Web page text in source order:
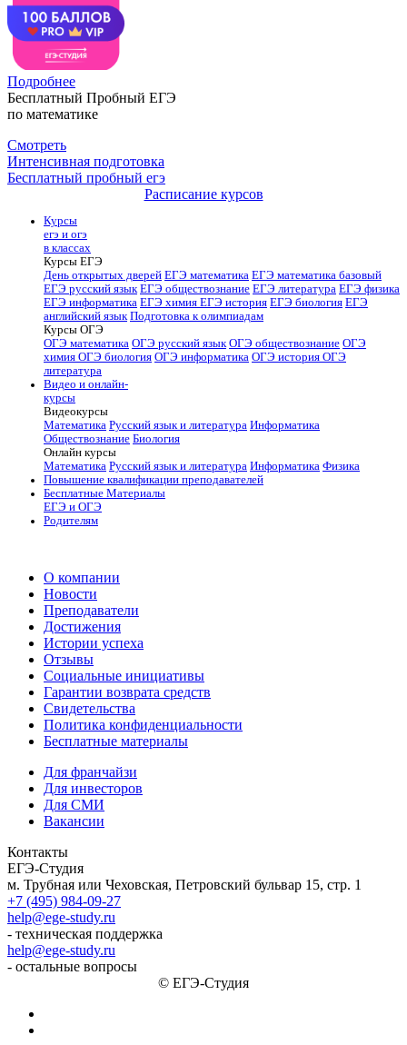
Подробнее
Бесплатный Пробный ЕГЭ
по математике
Смотреть
Интенсивная подготовка
Бесплатный пробный егэ
Расписание курсов
Курсы
егэ и огэ
в классах
Курсы ЕГЭ
День открытых дверей ЕГЭ математика ЕГЭ математика базовый
ЕГЭ русский язык ЕГЭ обществознание ЕГЭ литература ЕГЭ физика
ЕГЭ информатика ЕГЭ химия ЕГЭ история ЕГЭ биология ЕГЭ
английский язык Подготовка к олимпиадам
Курсы ОГЭ
ОГЭ математика ОГЭ русский язык ОГЭ обществознание ОГЭ
химия ОГЭ биология ОГЭ информатика ОГЭ история ОГЭ
литература
Видео и онлайн-
курсы
Видеокурсы
Математика Русский язык и литература Информатика
Обществознание Биология
Онлайн курсы
Математика Русский язык и литература Информатика Физика
Повышение квалификации преподавателей
Бесплатные Материалы
ЕГЭ и ОГЭ
Родителям
О компании
Новости
Преподаватели
Достижения
Истории успеха
Отзывы
Социальные инициативы
Гарантии возврата средств
Свидетельства
Политика конфиденциальности
Бесплатные материалы
Для франчайзи
Для инвесторов
Для СМИ
Вакансии
Контакты
ЕГЭ-Студия
м. Трубная или Чеховская, Петровский бульвар 15, стр. 1
+7 (495) 984-09-27
help@ege-study.ru
- техническая поддержка
help@ege-study.ru
- остальные вопросы
© ЕГЭ-Студия